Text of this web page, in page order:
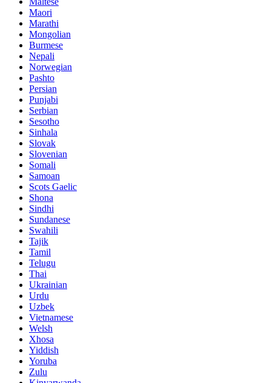
Maori
Marathi
Mongolian
Burmese
Nepali
Norwegian
Pashto
Persian
Punjabi
Serbian
Sesotho
Sinhala
Slovak
Slovenian
Somali
Samoan
Scots Gaelic
Shona
Sindhi
Sundanese
Swahili
Tajik
Tamil
Telugu
Thai
Ukrainian
Urdu
Uzbek
Vietnamese
Welsh
Xhosa
Yiddish
Yoruba
Zulu